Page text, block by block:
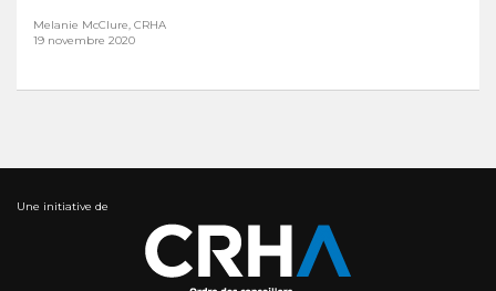
Melanie McClure, CRHA
19 novembre 2020
Une initiative de